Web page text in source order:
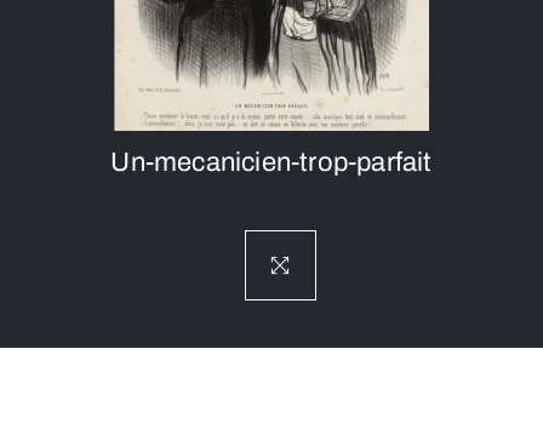
Un-mecanicien-trop-parfait